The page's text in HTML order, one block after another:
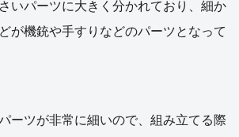
いパーツに大きく分かれており、細か
が機銃や手すりなどのパーツとなって
ーツが非常に細いので、組み立てる際